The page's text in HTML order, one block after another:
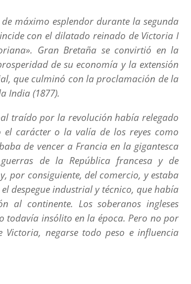
máximo esplendor durante la segunda
con el dilatado reinado de Victoria I
Gran Bretaña se convirtió en la
de su economía y la extensión
que culminó con la proclamación de la
India (1877).
traído por la revolución había relegado
carácter o la valía de los reyes como
de vencer a Francia en la gigantesca
de la República francesa y de
por consiguiente, del comercio, y estaba
despegue industrial y técnico, que había
al continente. Los soberanos ingleses
todavía insólito en la época. Pero no por
Victoria, negarse todo peso e influencia